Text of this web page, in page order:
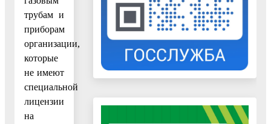
трубам и
приборам
организации,
которые
не имеют
специальной
лицензии
на